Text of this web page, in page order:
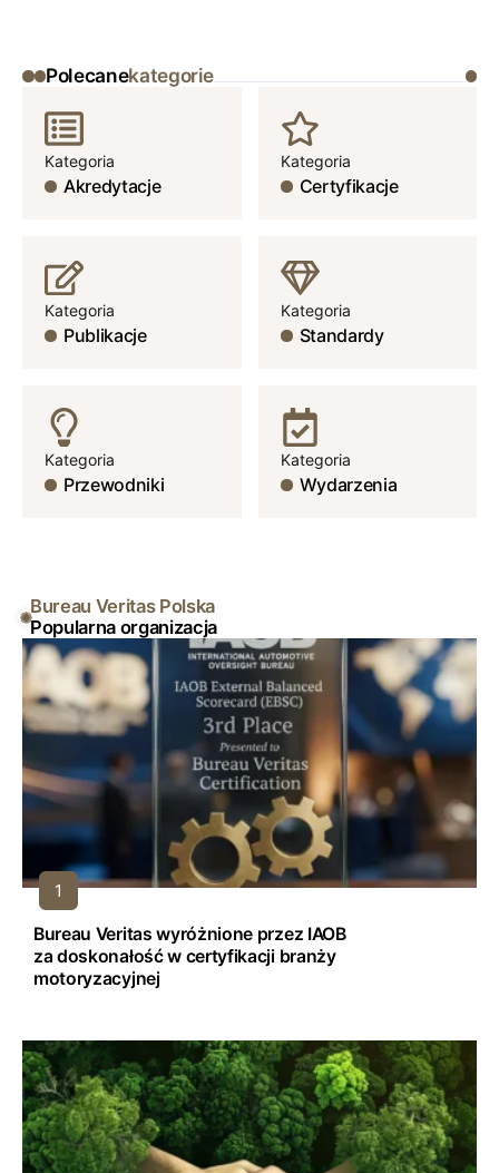
Polecanekategorie
Kategoria
Akredytacje
Kategoria
Certyfikacje
Kategoria
Publikacje
Kategoria
Standardy
Kategoria
Przewodniki
Kategoria
Wydarzenia
Popularna organizacja
Bureau Veritas Polska
Bureau Veritas wyróżnione przez IAOB
za doskonałość w certyfikacji branży
motoryzacyjnej